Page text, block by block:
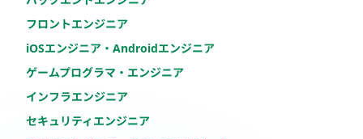
フロントエンジニア
iOSエンジニア・Androidエンジニア
ゲームプログラマ・エンジニア
インフラエンジニア
セキュリティエンジニア